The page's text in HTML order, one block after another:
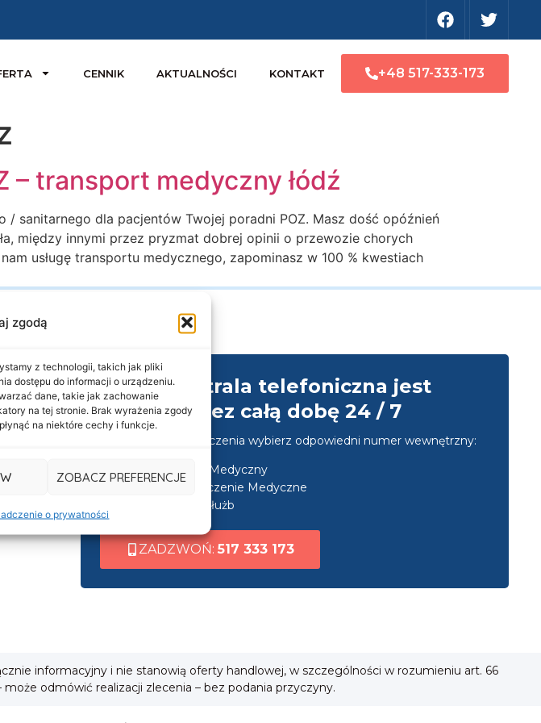
zgodą
z technologii, takich jak pliki
dostępu do informacji o urządzeniu.
dane, takie jak zachowanie
na tej stronie. Brak wyrażenia zgody
na niektóre cechy i funkcje.
ZOBACZ PREFERENCJE
o prywatności
CENNIK AKTUALNOŚCI KONTAKT +48 517-333-173
transport medyczny łódź
sanitarnego dla pacjentów Twojej poradni POZ. Masz dość opóźnień
między innymi przez pryzmat dobrej opinii o przewozie chorych
usługę transportu medycznego, zapominasz w 100 % kwestiach
Nasza centrala telefoniczna jest
czynna przez całą dobę 24 / 7
Po nawiązaniu połączenia wybierz odpowiedni numer wewnętrzny:
wew. 1 ➜ Transport Medyczny
wew. 2 ➜ Zabezpieczenie Medyczne
wew. 3 ➜ Obsługa służb
ZADZWOŃ:517 333 173
informacyjny i nie stanowią oferty handlowej, w szczególności w rozumieniu art. 66
odmówić realizacji zlecenia – bez podania przyczyny.